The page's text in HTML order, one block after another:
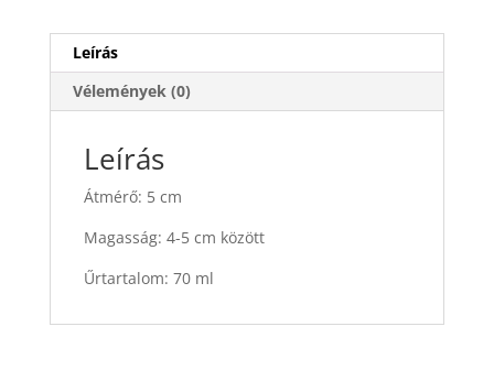
Leírás
Vélemények (0)
Leírás
Átmérő: 5 cm
Magasság: 4-5 cm között
Űrtartalom: 70 ml